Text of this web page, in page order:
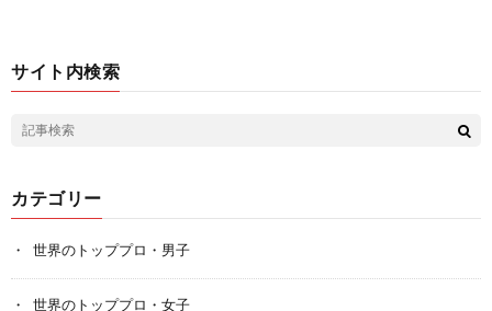
サイト内検索
カテゴリー
世界のトッププロ・男子
世界のトッププロ・女子